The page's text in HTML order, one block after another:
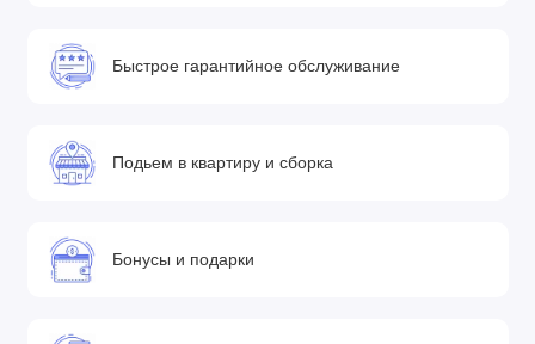
Быстрое гарантийное обслуживание
Подьем в квартиру и сборка
Бонусы и подарки